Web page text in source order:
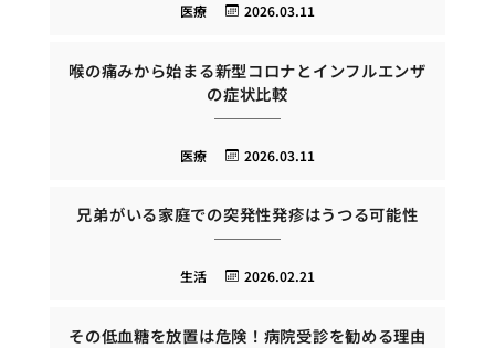
2026.03.11
医療
喉の痛みから始まる新型コロナとインフルエンザ
の症状比較
2026.03.11
医療
兄弟がいる家庭での突発性発疹はうつる可能性
2026.02.21
生活
その低血糖を放置は危険！病院受診を勧める理由